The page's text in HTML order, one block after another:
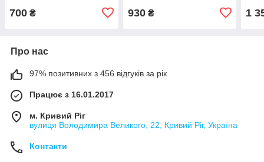
700 ₴ 930₴ 1
Про нас
97% позитивних з 456 відгуків за рік
Працює з 16.01.2017
м. Кривий Ріг
вулиця Володимира Великого, 22, Кривий Ріг, Україна
Контакти